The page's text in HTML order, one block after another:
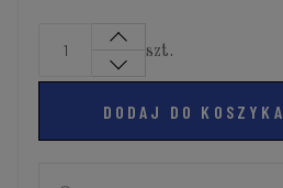
szt.
DODAJ DO KOSZYKA